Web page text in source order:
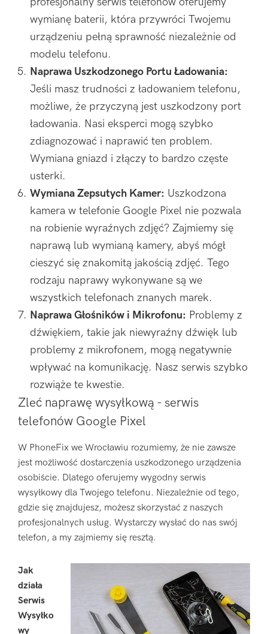
wymianę baterii, która przywróci Twojemu
urządzeniu pełną sprawność niezależnie od
modelu telefonu.
Naprawa Uszkodzonego Portu Ładowania:
Jeśli masz trudności z ładowaniem telefonu,
możliwe, że przyczyną jest uszkodzony port
ładowania. Nasi eksperci mogą szybko
zdiagnozować i naprawić ten problem.
Wymiana gniazd i złączy to bardzo częste
usterki.
Wymiana Zepsutych Kamer: Uszkodzona
kamera w telefonie Google Pixel nie pozwala
na robienie wyraźnych zdjęć? Zajmiemy się
naprawą lub wymianą kamery, abyś mógł
cieszyć się znakomitą jakością zdjęć. Tego
rodzaju naprawy wykonywane są we
wszystkich telefonach znanych marek.
Naprawa Głośników i Mikrofonu: Problemy z
dźwiękiem, takie jak niewyraźny dźwięk lub
problemy z mikrofonem, mogą negatywnie
wpływać na komunikację. Nasz serwis szybko
rozwiąże te kwestie.
Zleć naprawę wysyłkową - serwis
telefonów Google Pixel
W PhoneFix we Wrocławiu rozumiemy, że nie zawsze
jest możliwość dostarczenia uszkodzonego urządzenia
osobiście. Dlatego oferujemy wygodny serwis
wysyłkowy dla Twojego telefonu. Niezależnie od tego,
gdzie się znajdujesz, możesz skorzystać z naszych
profesjonalnych usług. Wystarczy wysłać do nas swój
telefon, a my zajmiemy się resztą.
Jak
działa
Serwis
Wysyłko
wy